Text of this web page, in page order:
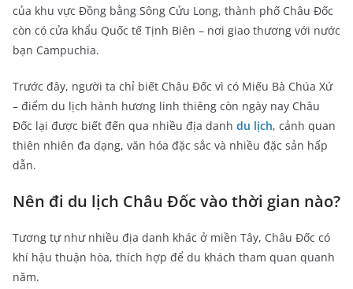
của khu vực Đồng bằng Sông Cửu Long, thành phố Châu Đốc
còn có cửa khẩu Quốc tế Tịnh Biên – nơi giao thương với nước
bạn Campuchia.
Trước đây, người ta chỉ biết Châu Đốc vì có Miếu Bà Chúa Xứ
– điểm du lịch hành hương linh thiêng còn ngày nay Châu
Đốc lại được biết đến qua nhiều địa danh du lịch, cảnh quan
thiên nhiên đa dạng, văn hóa đặc sắc và nhiều đặc sản hấp
dẫn.
Nên đi du lịch Châu Đốc vào thời gian nào?
Tương tự như nhiều địa danh khác ở miền Tây, Châu Đốc có
khí hậu thuận hòa, thích hợp để du khách tham quan quanh
năm.